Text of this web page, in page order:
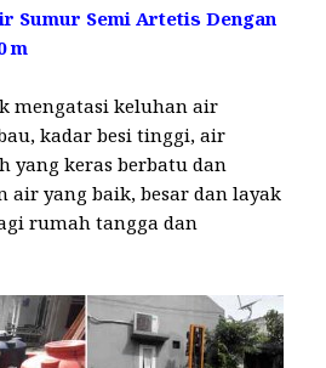
Sumur Semi Artetis Dengan
m
mengatasi keluhan air
kadar besi tinggi, air
yang keras berbatu dan
air yang baik, besar dan layak
rumah tangga dan